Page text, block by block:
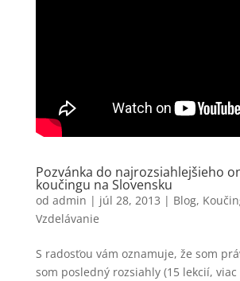
Pozvánka do najrozsiahlejšieho
koučingu na Slovensku
od admin | júl 28, 2013 | Blog,
Vzdelávanie
S radosťou vám oznamuje, že som
som posledný rozsiahly (15 lekcií,